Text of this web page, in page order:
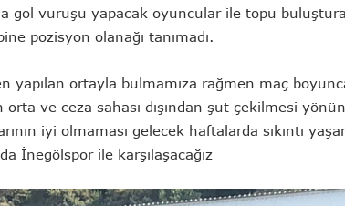
gol vuruşu yapacak oyuncular ile topu
pozisyon olanağı tanımadı.
yapılan ortayla bulmamıza rağmen maç
orta ve ceza sahası dışından şut çekilmesi
iyi olmaması gelecek haftalarda sıkıntı
İnegölspor ile karşılaşacağız